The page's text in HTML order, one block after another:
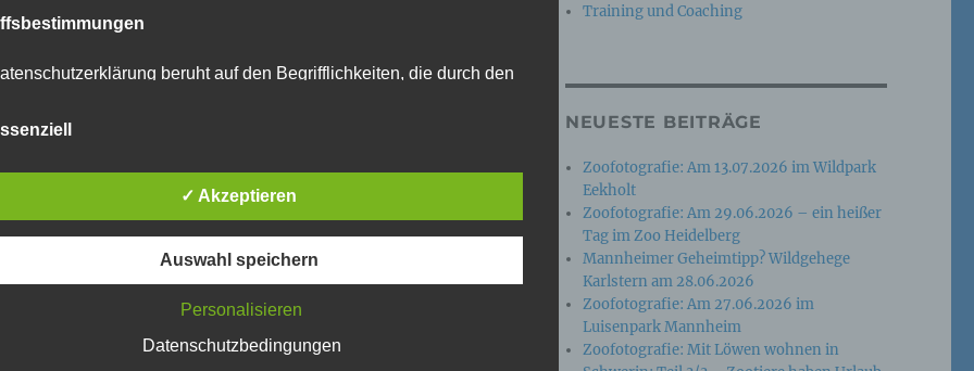
Training und Coaching
NEUESTE BEITRÄGE
Zoofotografie: Am 13.07.2026 im Wildpark
Eekholt
Zoofotografie: Am 29.06.2026 – ein heißer
Tag im Zoo Heidelberg
Mannheimer Geheimtipp? Wildgehege
Karlstern am 28.06.2026
Zoofotografie: Am 27.06.2026 im
Luisenpark Mannheim
Zoofotografie: Mit Löwen wohnen in
beruht auf den Begrifflichkeiten, die durch den
Grundverordnung (DS-GVO) verwendet wurden. Unsere
soll sowohl für die Öffentlichkeit als auch für unsere
gewährleisten, möchten wir vorab die verwendeten
in dieser Datenschutzerklärung unter anderem die
✓ Akzeptieren
Auswahl speichern
Personalisieren
Datenschutzbedingungen